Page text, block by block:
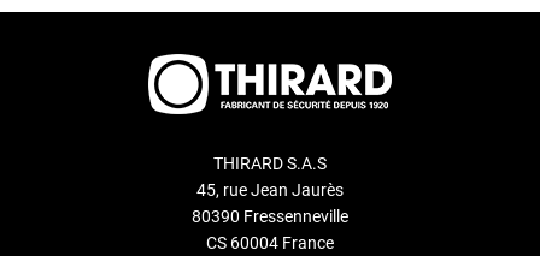
THIRARD S.A.S
45, rue Jean Jaurès
80390 Fressenneville
CS 60004 France